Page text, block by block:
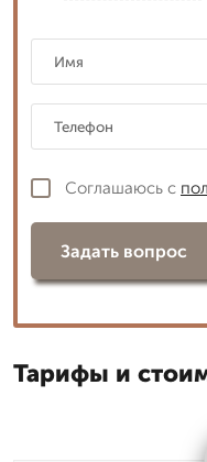
Соглашаюсь с
Задать вопрос
Тарифы и